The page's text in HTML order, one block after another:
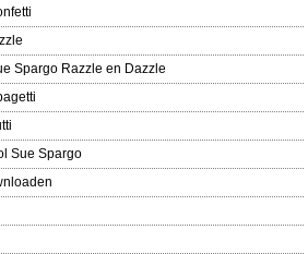
Spargo Razzle en Dazzle
Sue Spargo